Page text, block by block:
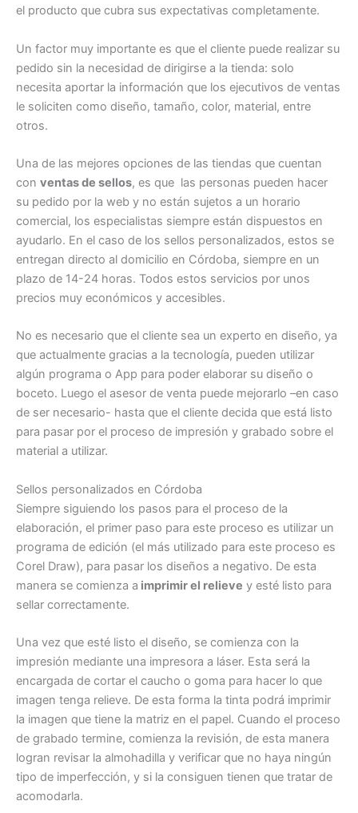
el producto que cubra sus expectativas completamente.
Un factor muy importante es que el cliente puede realizar su
pedido sin la necesidad de dirigirse a la tienda: solo
necesita aportar la información que los ejecutivos de ventas
le soliciten como diseño, tamaño, color, material, entre
otros.
Una de las mejores opciones de las tiendas que cuentan
con ventas de sellos, es que las personas pueden hacer
su pedido por la web y no están sujetos a un horario
comercial, los especialistas siempre están dispuestos en
ayudarlo. En el caso de los sellos personalizados, estos se
entregan directo al domicilio en Córdoba, siempre en un
plazo de 14-24 horas. Todos estos servicios por unos
precios muy económicos y accesibles.
No es necesario que el cliente sea un experto en diseño, ya
que actualmente gracias a la tecnología, pueden utilizar
algún programa o App para poder elaborar su diseño o
boceto. Luego el asesor de venta puede mejorarlo –en caso
de ser necesario- hasta que el cliente decida que está listo
para pasar por el proceso de impresión y grabado sobre el
material a utilizar.
Sellos personalizados en Córdoba
Siempre siguiendo los pasos para el proceso de la
elaboración, el primer paso para este proceso es utilizar un
programa de edición (el más utilizado para este proceso es
Corel Draw), para pasar los diseños a negativo. De esta
manera se comienza a imprimir el relieve y esté listo para
sellar correctamente.
Una vez que esté listo el diseño, se comienza con la
impresión mediante una impresora a láser. Esta será la
encargada de cortar el caucho o goma para hacer lo que
imagen tenga relieve. De esta forma la tinta podrá imprimir
la imagen que tiene la matriz en el papel. Cuando el proceso
de grabado termine, comienza la revisión, de esta manera
logran revisar la almohadilla y verificar que no haya ningún
tipo de imperfección, y si la consiguen tienen que tratar de
acomodarla.